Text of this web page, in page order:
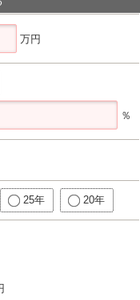
万円
％
25年 20年